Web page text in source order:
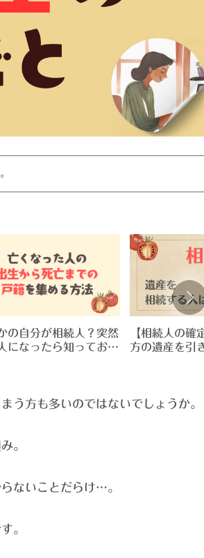
の自分が相続人？突然
になったら知っておき
【相続人の確
方の遺産を引
誰？誰がどれ
う方も多いのではないでしょうか。
。
ないことだらけ…。
。